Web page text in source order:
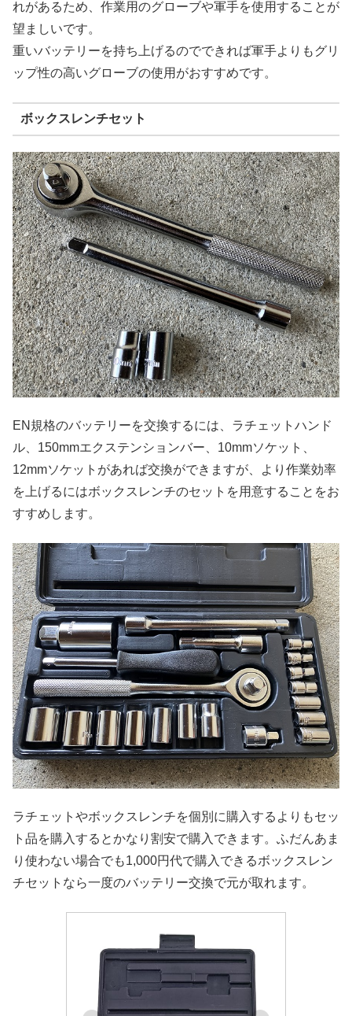
れがあるため、作業用のグローブや軍手を使用することが
望ましいです。
重いバッテリーを持ち上げるのでできれば軍手よりもグリ
ップ性の高いグローブの使用がおすすめです。
ボックスレンチセット
EN規格のバッテリーを交換するには、ラチェットハンド
ル、150mmエクステンションバー、10mmソケット、
12mmソケットがあれば交換ができますが、より作業効率
を上げるにはボックスレンチのセットを用意することをお
すすめします。
ラチェットやボックスレンチを個別に購入するよりもセッ
ト品を購入するとかなり割安で購入できます。ふだんあま
り使わない場合でも1,000円代で購入できるボックスレン
チセットなら一度のバッテリー交換で元が取れます。